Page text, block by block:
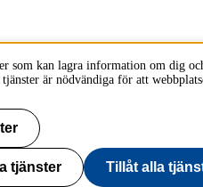
som kan lagra information om dig
är nödvändiga för att
tjänster Tillåt alla